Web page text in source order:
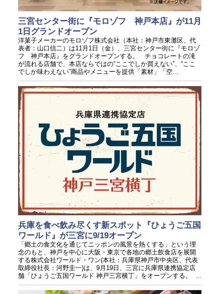
三宮センター街に『モロゾフ 神戸本店』が11月
1日グランドオープン
洋菓子メーカーのモロゾフ株式会社（本社：神戸市東灘区、代
表者：山口信二）は11月1日（金）、三宮センター街に『モロゾ
フ 神戸本店』をグランドオープンする。 チョコレートの滝
が流れる店舗で、本店ならではの“ここでしか買えない”、“ここ
でしか味わえない”商品やメニューを提供「素材」「空...
兵庫を食べ飲み尽くす新スポット『ひょうご五国
ワールド』が三宮に9/19オープン
「郷土の食文化を通じてニッポンの風景を熱くする」という理
念のもと、神戸を中心に大阪・東京で各地の郷土飲食店を展開
する株式会社ワールド・ワン(本社：兵庫県神戸市中央区、代表
取締役社長：河野圭一)は、9月19日、三宮に兵庫県連携協定店
舗「ひょうご五国ワールド 神戸三宮横丁」をオープンする。 ...